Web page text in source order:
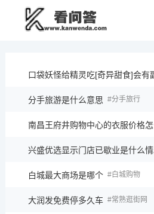
口袋妖怪给精灵吃[奇异甜食]会有
分手旅游是什么意思 分手旅行
南昌王府井购物中心的衣服价格怎
兴盛优选显示门店已歇业是什么
白城最大商场是哪个 白城购物
大润发免费停多久车 常熟逛街网